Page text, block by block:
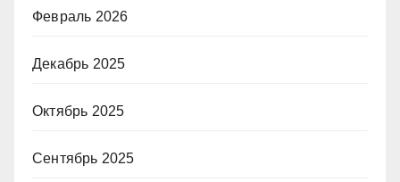
Февраль 2026
Декабрь 2025
Октябрь 2025
Сентябрь 2025